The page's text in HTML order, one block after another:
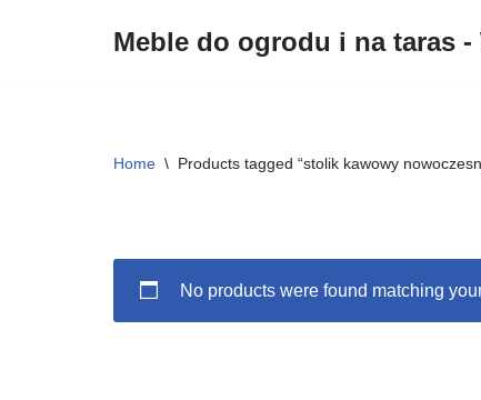
Meble do ogrodu i na taras
Home \ Products tagged “stolik kawowy
No products were found matching